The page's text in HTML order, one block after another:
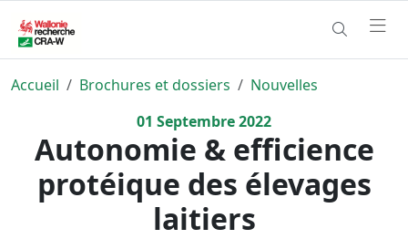
Accueil Brochures et dossiers
Nouvelles
01 Septembre2022
Autonomie & efficience
protéique des élevages
laitiers